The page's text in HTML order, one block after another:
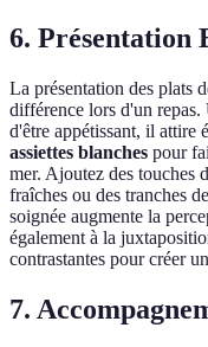
6. Présentation
La présentation des plats
différence lors d'un repas.
d'être appétissant, il attire
assiettes blanches pour
mer. Ajoutez des touches
fraîches ou des tranches
soignée augmente la
également à la
contrastantes pour créer
7.